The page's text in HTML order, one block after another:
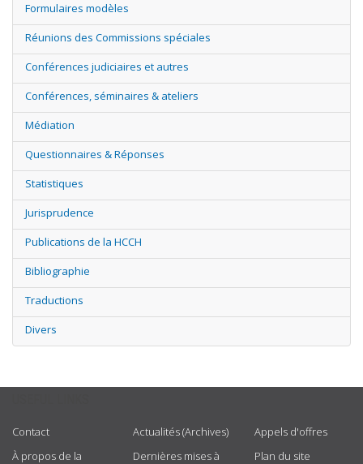
Formulaires modèles
Réunions des Commissions spéciales
Conférences judiciaires et autres
Conférences, séminaires & ateliers
Médiation
Questionnaires & Réponses
Statistiques
Jurisprudence
Publications de la HCCH
Bibliographie
Traductions
Divers
Contact
À propos de la
Actualités (Archives)
Dernières mises à
Appels d'offres
Plan du site